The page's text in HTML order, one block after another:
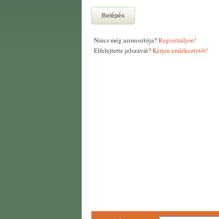
Belépés
Nincs még azonosítója?Regisztráljon!
Elfelejtette jelszavát?Kérjen emlékeztetőt!